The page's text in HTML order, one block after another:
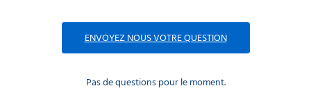
ENVOYEZ NOUS VOTRE QUESTION
Pas de questions pour le moment.